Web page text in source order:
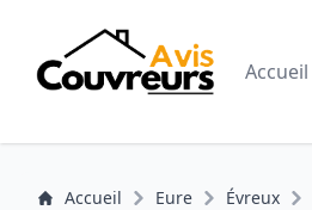
Accueil
Accueil Eure Évreux